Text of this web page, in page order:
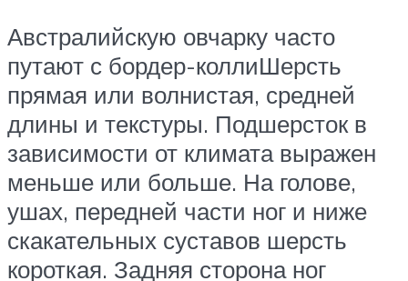
Австралийскую овчарку часто
путают с бордер-коллиШерсть
прямая или волнистая, средней
длины и текстуры. Подшерсток в
зависимости от климата выражен
меньше или больше. На голове,
ушах, передней части ног и ниже
скакательных суставов шерсть
короткая. Задняя сторона ног